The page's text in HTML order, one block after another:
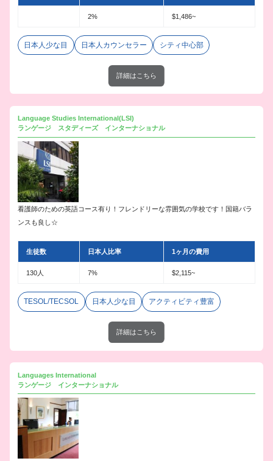
2% $1,486~
日本人少な目 日本人カウンセラー シティ中心部
詳細はこちら
Language Studies International(LSI)
ランゲージ スタディーズ インターナショナル
看護師のための英語コース有り！フレンドリーな雰囲気の学校です！国籍バラ
ンスも良し☆
生徒数 日本人比率 1ヶ月の費用
130人 7% $2,115~
TESOL/TECSOL 日本人少な目 アクティビティ豊富
詳細はこちら
Languages International
ランゲージ インターナショナル